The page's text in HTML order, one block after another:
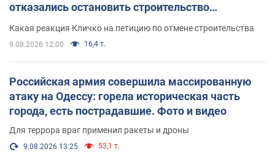
отказались остановить строительство
небоскреба "московского верующего"
Какая реакция Кличко на петицию по отмене строительства
9.08.2026 12:00 16,4 т.
Российская армия совершила массированную
атаку на Одессу: горела историческая часть
города, есть пострадавшие. Фото и видео
Для террора враг применил ракеты и дроны
9.08.2026 13:25 53,1 т.